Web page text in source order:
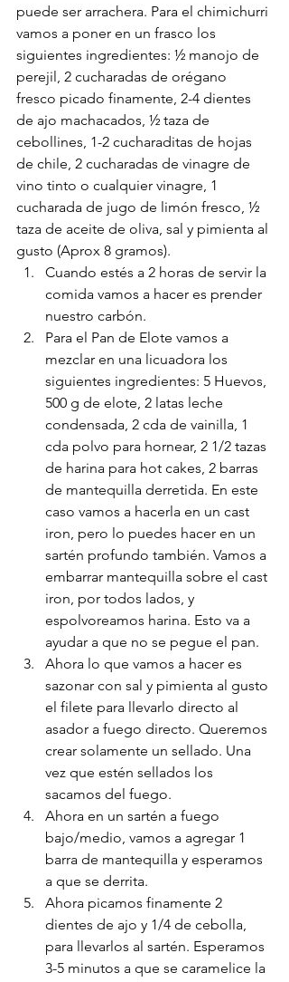
puede ser arrachera. Para el chimichurri
vamos a poner en un frasco los
siguientes ingredientes: ½ manojo de
perejil, 2 cucharadas de orégano
fresco picado finamente, 2-4 dientes
de ajo machacados, ½ taza de
cebollines, 1-2 cucharaditas de hojas
de chile, 2 cucharadas de vinagre de
vino tinto o cualquier vinagre, 1
cucharada de jugo de limón fresco, ½
taza de aceite de oliva, sal y pimienta al
gusto (Aprox 8 gramos).
Cuando estés a 2 horas de servir la
comida vamos a hacer es prender
nuestro carbón.
Para el Pan de Elote vamos a
mezclar en una licuadora los
siguientes ingredientes: 5 Huevos,
500 g de elote, 2 latas leche
condensada, 2 cda de vainilla, 1
cda polvo para hornear, 2 1/2 tazas
de harina para hot cakes, 2 barras
de mantequilla derretida. En este
caso vamos a hacerla en un cast
iron, pero lo puedes hacer en un
sartén profundo también. Vamos a
embarrar mantequilla sobre el cast
iron, por todos lados, y
espolvoreamos harina. Esto va a
ayudar a que no se pegue el pan.
Ahora lo que vamos a hacer es
sazonar con sal y pimienta al gusto
el filete para llevarlo directo al
asador a fuego directo. Queremos
crear solamente un sellado. Una
vez que estén sellados los
sacamos del fuego.
Ahora en un sartén a fuego
bajo/medio, vamos a agregar 1
barra de mantequilla y esperamos
a que se derrita.
Ahora picamos finamente 2
dientes de ajo y 1/4 de cebolla,
para llevarlos al sartén. Esperamos
3-5 minutos a que se caramelice la